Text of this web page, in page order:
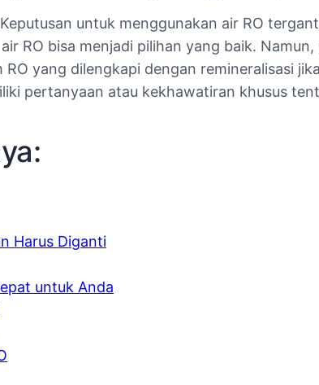
untuk menggunakan air RO
RO bisa menjadi pilihan yang baik.
yang dilengkapi dengan remineralisasi
pertanyaan atau kekhawatiran khusus
Harus Diganti
untuk Anda